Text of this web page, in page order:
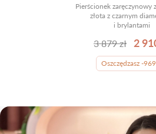
Pierścionek zaręczynowy
złota z czarnym
i brylantami
3 879 zł 2
Oszczędzasz -969